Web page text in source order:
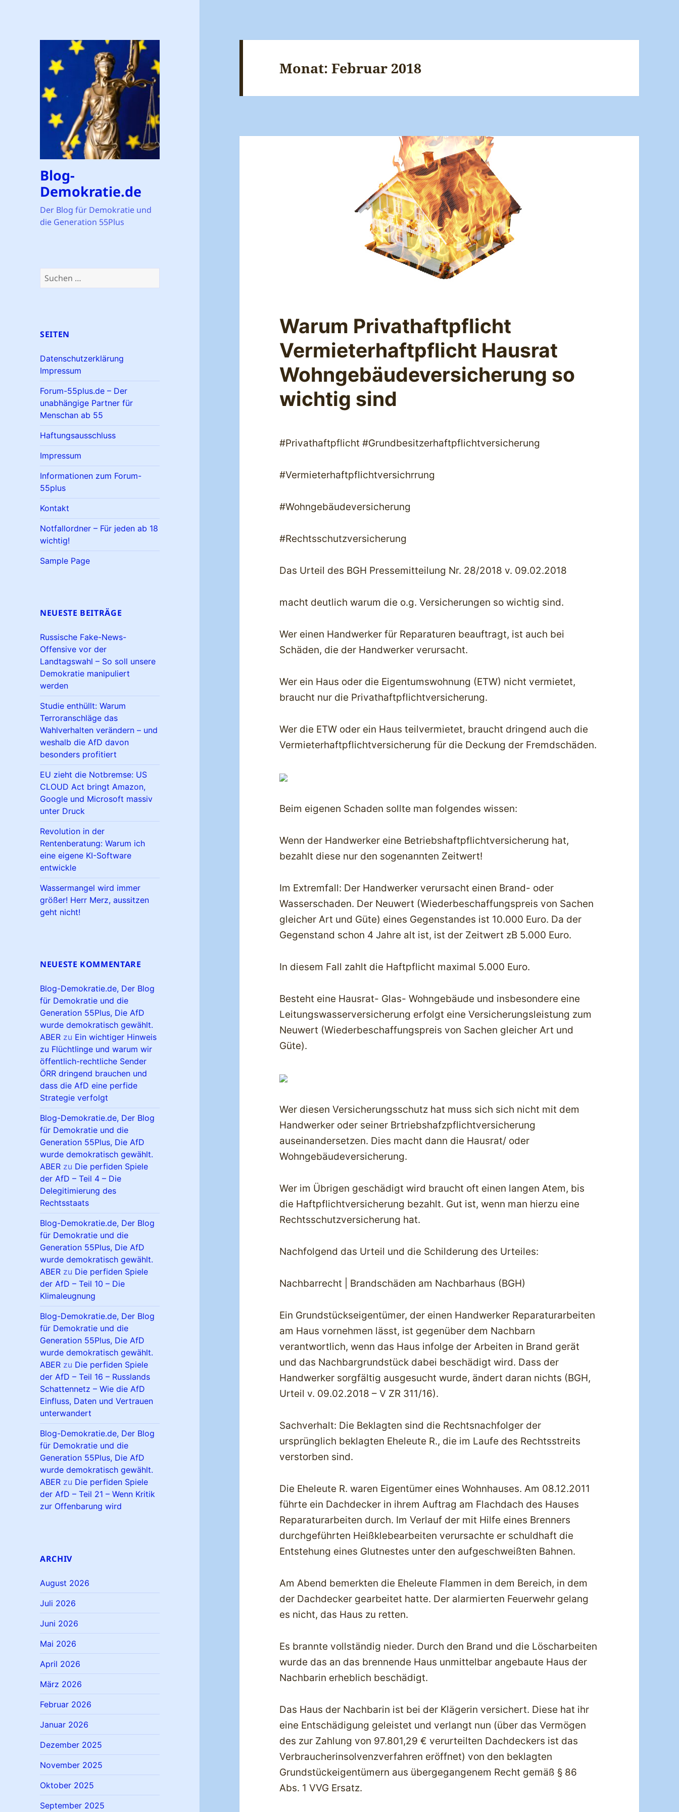
Blog-
Demokratie.de
Der Blog für Demokratie und
die Generation 55Plus
Suchen
nach:
SEITEN
Datenschutzerklärung
Impressum
Forum-55plus.de – Der
unabhängige Partner für
Menschan ab 55
Haftungsausschluss
Impressum
Informationen zum Forum-
55plus
Kontakt
Notfallordner – Für jeden ab 18
wichtig!
Sample Page
NEUESTE BEITRÄGE
Russische Fake-News-
Offensive vor der
Landtagswahl – So soll unsere
Demokratie manipuliert
werden
Studie enthüllt: Warum
Terroranschläge das
Wahlverhalten verändern – und
weshalb die AfD davon
besonders profitiert
EU zieht die Notbremse: US
CLOUD Act bringt Amazon,
Google und Microsoft massiv
unter Druck
Revolution in der
Rentenberatung: Warum ich
eine eigene KI-Software
entwickle
Wassermangel wird immer
größer! Herr Merz, aussitzen
geht nicht!
NEUESTE KOMMENTARE
Blog-Demokratie.de, Der Blog
für Demokratie und die
Generation 55Plus, Die AfD
wurde demokratisch gewählt.
ABER zu Ein wichtiger Hinweis
zu Flüchtlinge und warum wir
öffentlich-rechtliche Sender
ÖRR dringend brauchen und
dass die AfD eine perfide
Strategie verfolgt
Blog-Demokratie.de, Der Blog
für Demokratie und die
Generation 55Plus, Die AfD
wurde demokratisch gewählt.
ABER zu Die perfiden Spiele
der AfD – Teil 4 – Die
Delegitimierung des
Rechtsstaats
Blog-Demokratie.de, Der Blog
für Demokratie und die
Generation 55Plus, Die AfD
wurde demokratisch gewählt.
ABER zu Die perfiden Spiele
der AfD – Teil 10 – Die
Klimaleugnung
Blog-Demokratie.de, Der Blog
für Demokratie und die
Generation 55Plus, Die AfD
wurde demokratisch gewählt.
ABER zu Die perfiden Spiele
der AfD – Teil 16 – Russlands
Schattennetz – Wie die AfD
Einfluss, Daten und Vertrauen
unterwandert
Blog-Demokratie.de, Der Blog
für Demokratie und die
Generation 55Plus, Die AfD
wurde demokratisch gewählt.
ABER zu Die perfiden Spiele
der AfD – Teil 21 – Wenn Kritik
zur Offenbarung wird
ARCHIV
August 2026
Juli 2026
Juni 2026
Mai 2026
April 2026
März 2026
Februar 2026
Januar 2026
Dezember 2025
November 2025
Oktober 2025
September 2025
Monat:Februar 2018
Warum Privathaftpflicht
Vermieterhaftpflicht Hausrat
Wohngebäudeversicherung so
wichtig sind
#Privathaftpflicht #Grundbesitzerhaftpflichtversicherung
#Vermieterhaftpflichtversichrrung
#Wohngebäudeversicherung
#Rechtsschutzversicherung
Das Urteil des BGH Pressemitteilung Nr. 28/2018 v. 09.02.2018
macht deutlich warum die o.g. Versicherungen so wichtig sind.
Wer einen Handwerker für Reparaturen beauftragt, ist auch bei
Schäden, die der Handwerker verursacht.
Wer ein Haus oder die Eigentumswohnung (ETW) nicht vermietet,
braucht nur die Privathaftpflichtversicherung.
Wer die ETW oder ein Haus teilvermietet, braucht dringend auch die
Vermieterhaftpflichtversicherung für die Deckung der Fremdschäden.
Beim eigenen Schaden sollte man folgendes wissen:
Wenn der Handwerker eine Betriebshaftpflichtversicherung hat,
bezahlt diese nur den sogenannten Zeitwert!
Im Extremfall: Der Handwerker verursacht einen Brand- oder
Wasserschaden. Der Neuwert (Wiederbeschaffungspreis von Sachen
gleicher Art und Güte) eines Gegenstandes ist 10.000 Euro. Da der
Gegenstand schon 4 Jahre alt ist, ist der Zeitwert zB 5.000 Euro.
In diesem Fall zahlt die Haftpflicht maximal 5.000 Euro.
Besteht eine Hausrat- Glas- Wohngebäude und insbesondere eine
Leitungswasserversicherung erfolgt eine Versicherungsleistung zum
Neuwert (Wiederbeschaffungspreis von Sachen gleicher Art und
Güte).
Wer diesen Versicherungsschutz hat muss sich sich nicht mit dem
Handwerker oder seiner Brtriebshafzpflichtversicherung
auseinandersetzen. Dies macht dann die Hausrat/ oder
Wohngebäudeversicherung.
Wer im Übrigen geschädigt wird braucht oft einen langen Atem, bis
die Haftpflichtversicherung bezahlt. Gut ist, wenn man hierzu eine
Rechtsschutzversicherung hat.
Nachfolgend das Urteil und die Schilderung des Urteiles:
Nachbarrecht | Brandschäden am Nachbarhaus (BGH)
Ein Grundstückseigentümer, der einen Handwerker Reparaturarbeiten
am Haus vornehmen lässt, ist gegenüber dem Nachbarn
verantwortlich, wenn das Haus infolge der Arbeiten in Brand gerät
und das Nachbargrundstück dabei beschädigt wird. Dass der
Handwerker sorgfältig ausgesucht wurde, ändert daran nichts (BGH,
Urteil v. 09.02.2018 – V ZR 311/16).
Sachverhalt: Die Beklagten sind die Rechtsnachfolger der
ursprünglich beklagten Eheleute R., die im Laufe des Rechtsstreits
verstorben sind.
Die Eheleute R. waren Eigentümer eines Wohnhauses. Am 08.12.2011
führte ein Dachdecker in ihrem Auftrag am Flachdach des Hauses
Reparaturarbeiten durch. Im Verlauf der mit Hilfe eines Brenners
durchgeführten Heißklebearbeiten verursachte er schuldhaft die
Entstehung eines Glutnestes unter den aufgeschweißten Bahnen.
Am Abend bemerkten die Eheleute Flammen in dem Bereich, in dem
der Dachdecker gearbeitet hatte. Der alarmierten Feuerwehr gelang
es nicht, das Haus zu retten.
Es brannte vollständig nieder. Durch den Brand und die Löscharbeiten
wurde das an das brennende Haus unmittelbar angebaute Haus der
Nachbarin erheblich beschädigt.
Das Haus der Nachbarin ist bei der Klägerin versichert. Diese hat ihr
eine Entschädigung geleistet und verlangt nun (über das Vermögen
des zur Zahlung von 97.801,29 € verurteilten Dachdeckers ist das
Verbraucherinsolvenzverfahren eröffnet) von den beklagten
Grundstückeigentümern aus übergegangenem Recht gemäß § 86
Abs. 1 VVG Ersatz.